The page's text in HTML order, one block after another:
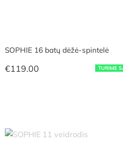
TURIME
SOPHIE 16 batų dėžė-spintelė
€119.00